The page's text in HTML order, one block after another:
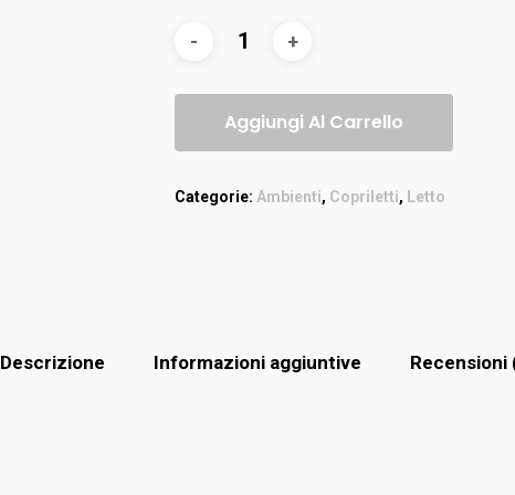
Aggiungi Al Carrello
Categorie: Ambienti, Copriletti, Letto
Descrizione Informazioni aggiuntive Recensioni